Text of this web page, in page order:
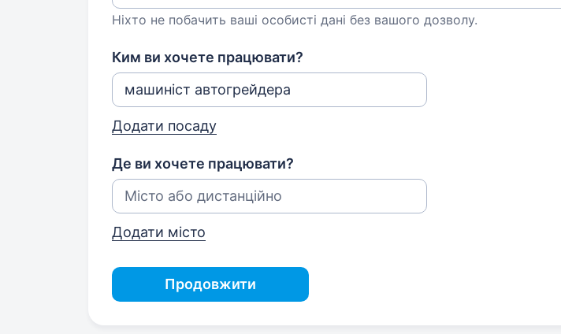
Ніхто не побачить ваші особисті дані без вашого дозволу.
Ким ви хочете працювати?
Додати посаду
Де ви хочете працювати?
Додати місто
Продовжити